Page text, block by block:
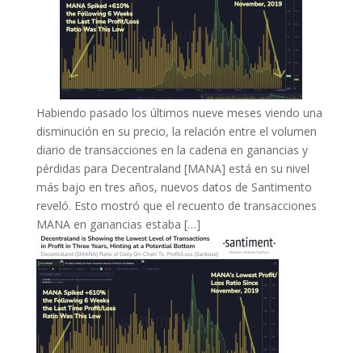
Habiendo pasado los últimos nueve meses viendo una
disminución en su precio, la relación entre el volumen
diario de transacciones en la cadena en ganancias y
pérdidas para Decentraland [MANA] está en su nivel
más bajo en tres años, nuevos datos de Santimento
reveló. Esto mostró que el recuento de transacciones
MANA en ganancias estaba […]